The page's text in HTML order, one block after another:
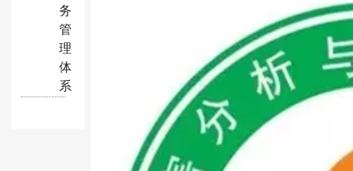
务
管
理
体
系